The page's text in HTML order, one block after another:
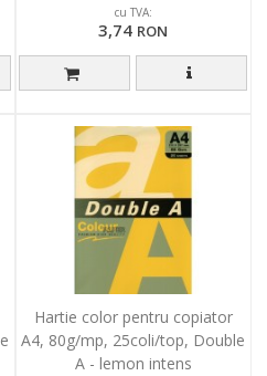
cu TVA:
3,74 RON
Hartie color pentru copiator
A4, 80g/mp, 25coli/top, Double
A - lemon intens